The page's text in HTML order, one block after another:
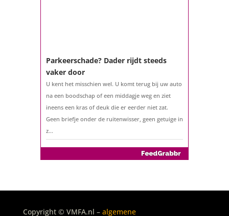
Parkeerschade? Dader rijdt steeds
na een boodschap of een middagje weg en ziet
ineens een kras of deuk die er eerder niet zat.
Geen briefje onder de ruitenwisser, geen getuige in
Copyright © VMFA.nl – algemene